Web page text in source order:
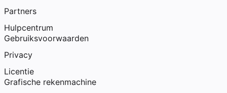
Partners
Hulpcentrum
Gebruiksvoorwaarden
Privacy
Licentie
Grafische rekenmachine